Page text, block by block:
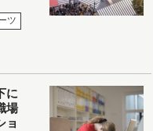
ツ
に
場
ョ